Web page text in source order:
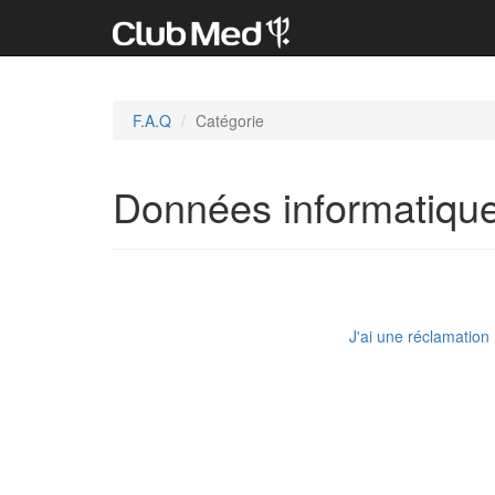
F.A.Q Catégorie
Données
J'ai une réclamation